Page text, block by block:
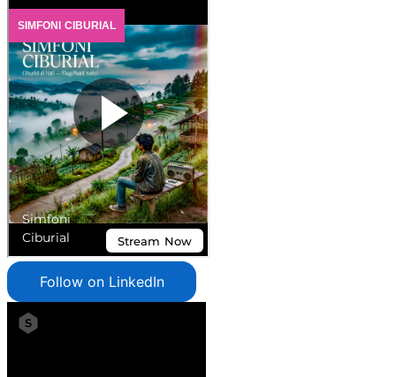
Follow on LinkedIn